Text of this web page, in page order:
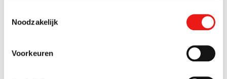
Noodzakelijk
Voorkeuren
Waarom we bewust kiezen om uitsluitend
alcoholvrij bier te brouwen
↗Waarom Force Majeure met één verdeler